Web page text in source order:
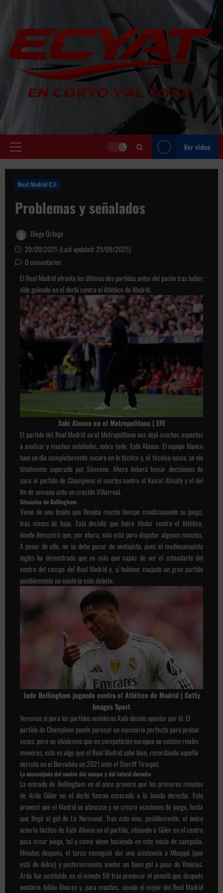
contenido
Menú
Ver vídeo
Real Madrid C.F.
Problemas y señalados
Diego Ortega
29/09/2025 (Last updated: 29/09/2025)
0 comentarios
El Real Madrid afronta los últimos dos partidos antes del parón tras haber
sido goleado en el derbi contra el Atlético de Madrid.
Xabi Alonso en el Metropolitano | EFE
El partido del Real Madrid en el Metropolitano nos dejó muchos aspectos
a analizar y muchos señalados, sobre todo, Xabi Alonso. El equipo blanco
tuvo un día completamente oscuro en lo táctico y, el técnico vasco, se vio
totalmente superado por Simeone. Ahora deberá tomar decisiones de
cara al partido de Champions el martes contra el Kairat Almaty y el del
fin de semana ante un crecido Villarreal.
Situación de Bellingham
Viene de una lesión que llevaba mucho tiempo condicionando su juego,
tras meses de baja, Xabi decidió que fuera titular contra el Atlético,
donde demostró que, por ahora, solo está para disputar algunos minutos.
A pesar de ello, no se debe pecar de ventajista, pues el mediocampista
inglés ha demostrado que es más que capaz de ser el estandarte del
centro del campo del Real Madrid y, si hubiese cuajado un gran partido
posiblemente no existiría este debate.
Jude Bellingham jugando contra el Atlético de Madrid | Getty
Images Sport
Veremos si para los partidos venideros Xabi decide apostar por él. El
partido de Champions puede parecer un escenario perfecto para probar
cosas, pero no olvidemos que en competición europea no existen rivales
menores, esto es algo que el Real Madrid sabe bien, recordando aquella
derrota en el Bernabéu en 2021 ante el Sheriff Tiraspol.
La encrucijada del centro del campo y del lateral derecho
La entrada de Bellingham en el once provocó que los primeros minutos
de Arda Güler en el derbi fueran escorado a la banda derecha. Esto
provocó que el Madrid se atascase y no creara ocasiones de juego, hasta
que llegó el gol de Le Normand. Tras esto vino, posiblemente, el único
acierto táctico de Xabi Alonso en el partido, situando a Güler en el centro
para crear juego, tal y como viene haciendo en este inicio de campaña.
Minutos después, el turco consiguió dar una asistencia a Mbappé (que
está de dulce) y posteriormente anotar un buen gol a pase de Vinicius.
Arda fue sustituido en el minuto 59 tras provocar el penalti que después
anotaría Julián Álvarez y, para muchos, siendo el mejor del Real Madrid